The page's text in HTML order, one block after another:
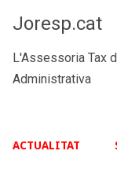
Joresp.cat
L'Assessoria Tax
Administrativa
ACTUALITAT